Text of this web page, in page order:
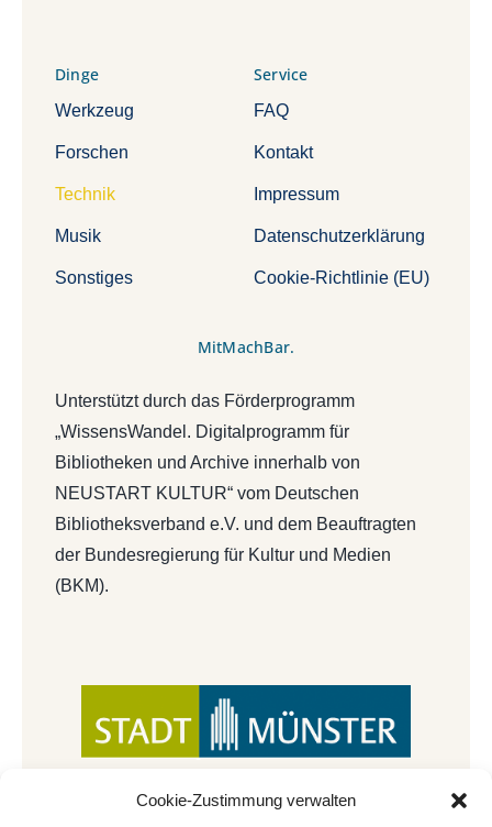
Cookie-Zustimmung verwalten
Dinge
Werkzeug
Forschen
Technik
Musik
Sonstiges
Service
FAQ
Kontakt
Impressum
Datenschutzerklärung
Cookie-Richtlinie (EU)
MitMachBar.
Unterstützt durch das Förderprogramm
„WissensWandel. Digitalprogramm für
Bibliotheken und Archive innerhalb von
NEUSTART KULTUR“ vom Deutschen
Bibliotheksverband e.V. und dem Beauftragten
der Bundesregierung für Kultur und Medien
(BKM).